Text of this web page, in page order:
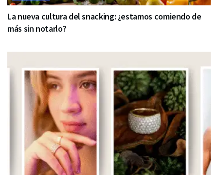
La nueva cultura del snacking: ¿estamos comiendo de
más sin notarlo?